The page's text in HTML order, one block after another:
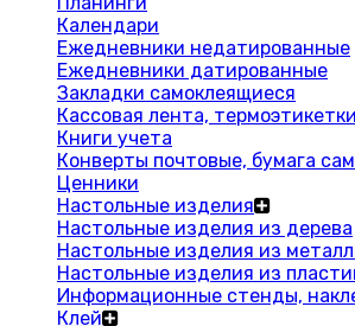
Календари
Ежедневники недатированные
Ежедневники датированные
Закладки самоклеящиеся
Кассовая лента, термоэтикетки
Книги учета
Конверты почтовые, бумага
Ценники
Настольные изделия
Настольные изделия из дерева
Настольные изделия из
Настольные изделия из
Информационные стенды,
Клей